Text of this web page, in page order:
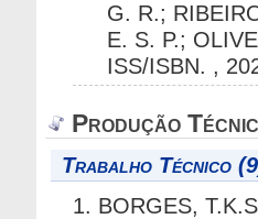
G. R.;
E. S. P.;
ISS/ISBN. ,
Produção
Trabalho Técnico
1. BORGES,